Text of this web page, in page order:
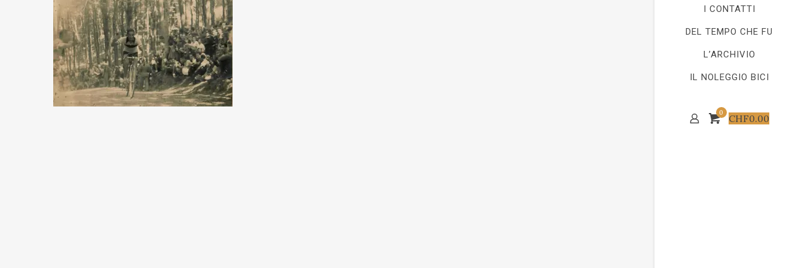
I CONTATTI
DEL TEMPO CHE FU
L’ARCHIVIO
IL NOLEGGIO BICI
0 CHF0.00